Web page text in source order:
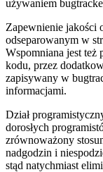
używaniem
Zapewnienie jakości
odseparowanym w
Wspomniana jest
kodu, przez
zapisywany w
informacjami.
Dział
dorosłych
zrównoważony
nadgodzin i
stąd natychmiast